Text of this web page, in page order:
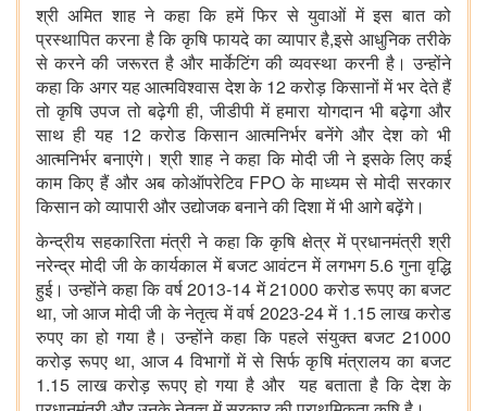
श्री अमित शाह ने कहा कि हमें फिर से युवाओं में इस बात को
प्रस्थापित करना है कि कृषि फायदे का व्यापार है,इसे आधुनिक तरीके
से करने की जरूरत है और मार्केटिंग की व्यवस्था करनी है। उन्होंने
कहा कि अगर यह आत्मविश्वास देश के 12 करोड़ किसानों में भर देते हैं
तो कृषि उपज तो बढ़ेगी ही, जीडीपी में हमारा योगदान भी बढ़ेगा और
साथ ही यह 12 करोड किसान आत्मनिर्भर बनेंगे और देश को भी
आत्मनिर्भर बनाएंगे। श्री शाह ने कहा कि मोदी जी ने इसके लिए कई
काम किए हैं और अब कोऑपरेटिव FPO के माध्यम से मोदी सरकार
किसान को व्यापारी और उद्योजक बनाने की दिशा में भी आगे बढ़ेंगे।
केन्द्रीय सहकारिता मंत्री ने कहा कि कृषि क्षेत्र में प्रधानमंत्री श्री
नरेन्द्र मोदी जी के कार्यकाल में बजट आवंटन में लगभग 5.6 गुना वृद्धि
हुई। उन्होंने कहा कि वर्ष 2013-14 में 21000 करोड रूपए का बजट
था, जो आज मोदी जी के नेतृत्व में वर्ष 2023-24 में 1.15 लाख करोड
रुपए का हो गया है। उन्होंने कहा कि पहले संयुक्त बजट 21000
करोड़ रूपए था, आज 4 विभागों में से सिर्फ कृषि मंत्रालय का बजट
1.15 लाख करोड़ रूपए हो गया है और यह बताता है कि देश के